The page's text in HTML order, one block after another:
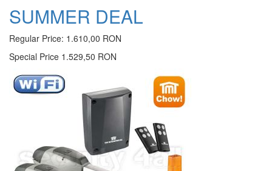
SUMMER DEAL
Regular Price: 1.610,00 RON
Special Price 1.529,50 RON